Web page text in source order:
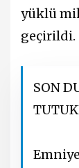
yüklü
geçirildi.
SON